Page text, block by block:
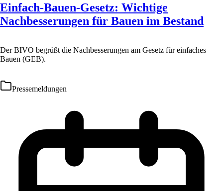
Einfach-Bauen-Gesetz: Wichtige
Nachbesserungen für Bauen im Bestand
Der BIVO begrüßt die Nachbesserungen am Gesetz für einfaches
Bauen (GEB).
Pressemeldungen